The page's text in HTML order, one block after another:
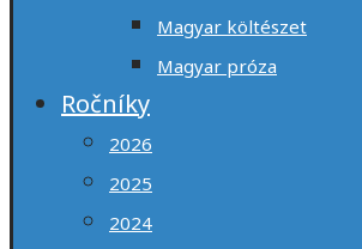
Magyar költészet
Magyar próza
Ročníky
2026
2025
2024